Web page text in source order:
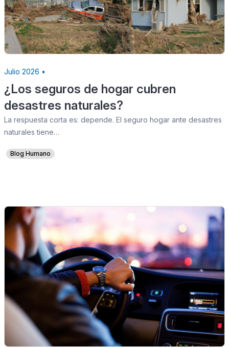
Julio 2026 •
¿Los seguros de hogar cubren
desastres naturales?
La respuesta corta es: depende. El seguro hogar ante desastres
naturales tiene…
Blog Humano